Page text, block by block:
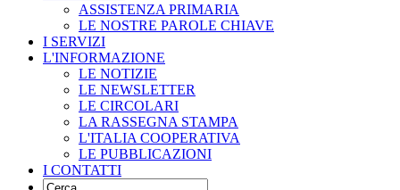
ASSISTENZA PRIMARIA
LE NOSTRE PAROLE CHIAVE
I SERVIZI
L'INFORMAZIONE
LE NOTIZIE
LE NEWSLETTER
LE CIRCOLARI
LA RASSEGNA STAMPA
L'ITALIA COOPERATIVA
LE PUBBLICAZIONI
I CONTATTI